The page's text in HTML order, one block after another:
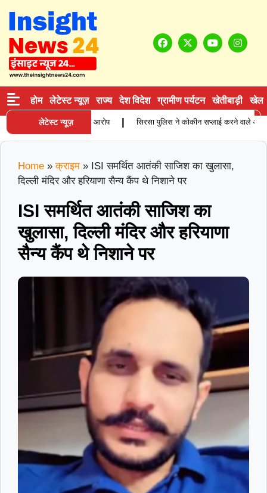
होम लेटेस्ट न्यूज़ राज्य देश विदेश ग्रामीण पर्यटन खेतीबाड़ी खेल
लेटेस्ट न्यूज़
मौत, परिजनों ने लगाए गंभीर आरोप | सिरसा पुलिस ने कोकीन सप्लाई करने वाले आरोपी
Home » क्राइम »ISI समर्थित आतंकी साजिश का खुलासा,
दिल्ली मंदिर और हरियाणा सैन्य कैंप थे निशाने पर
ISI समर्थित आतंकी साजिश का
खुलासा, दिल्ली मंदिर और हरियाणा
सैन्य कैंप थे निशाने पर